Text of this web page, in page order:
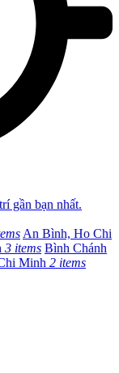
gần bạn nhất.
An Bình, Ho Chi
3 items Bình Chánh
Minh 2 items